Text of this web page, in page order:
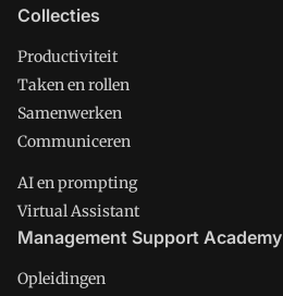
Collecties
Productiviteit
Taken en rollen
Samenwerken
Communiceren
AI en prompting
Virtual Assistant
Management Support Academy
Opleidingen